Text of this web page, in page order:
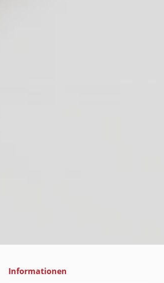
Informationen